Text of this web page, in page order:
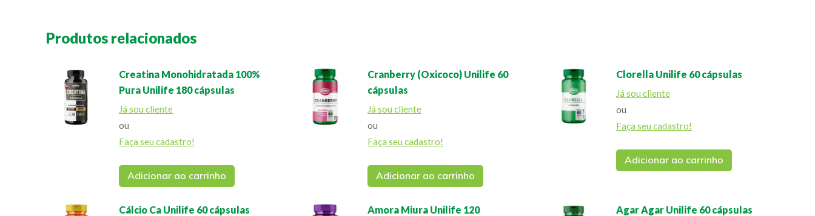
Produtos relacionados
Creatina Monohidratada 100%
Pura Unilife 180 cápsulas
Já sou cliente
ou
Faça seu cadastro!
Adicionar ao carrinho
Cranberry (Oxicoco) Unilife 60
cápsulas
Já sou cliente
ou
Faça seu cadastro!
Adicionar ao carrinho
Clorella Unilife 60 cápsulas
Já sou cliente
ou
Faça seu cadastro!
Adicionar ao carrinho
Cálcio Ca Unilife 60 cápsulas
Amora Miura Unilife 120
Agar Agar Unilife 60 cápsulas